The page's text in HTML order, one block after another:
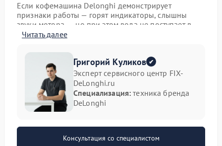
Если кофемашина Delonghi демонстрирует
признаки работы — горят индикаторы, слышны
звуки мотора, — но при этом вода не поступает в
чашку, это указывает на скрытую неисправность.
без профессионального ремонта Delonghi
проблема может усугубиться, а устройство — выйти
из строя.
Возможные причины
неисправности
К отсутствию подачи воды могут привести
следующие неполадки:
Читать далее
Григорий Куликов
Эксперт сервисного центр FIX-
DeLonghi.ru
Специализация: техника бренда
DeLonghi
Консультация со специалистом